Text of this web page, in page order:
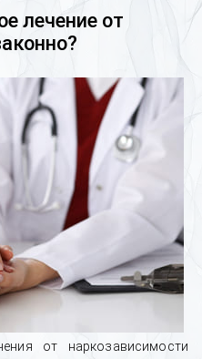
лечение от
от наркозависимости